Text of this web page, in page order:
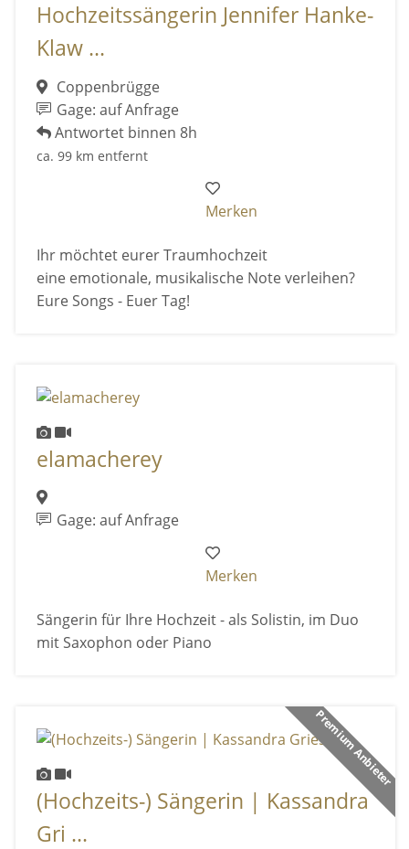
Hochzeitssängerin Jennifer Hanke-
Klaw ...
Coppenbrügge
Gage: auf Anfrage
Antwortet binnen 8h
ca. 99 km entfernt
Merken
Ihr möchtet eurer Traumhochzeit
eine emotionale, musikalische Note verleihen?
Eure Songs - Euer Tag!
elamacherey
Gage: auf Anfrage
Merken
Sängerin für Ihre Hochzeit - als Solistin, im Duo
mit Saxophon oder Piano
Premium Anbieter
(Hochzeits-) Sängerin | Kassandra
Gri ...